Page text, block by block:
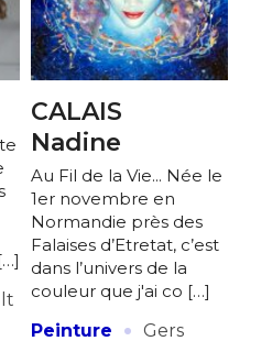
CALAIS
Nadine
Au Fil de la Vie... Née le
1er novembre en
Normandie près des
Falaises d’Etretat, c’est
dans l’univers de la
couleur que j'ai co […]
Peinture
· Gers